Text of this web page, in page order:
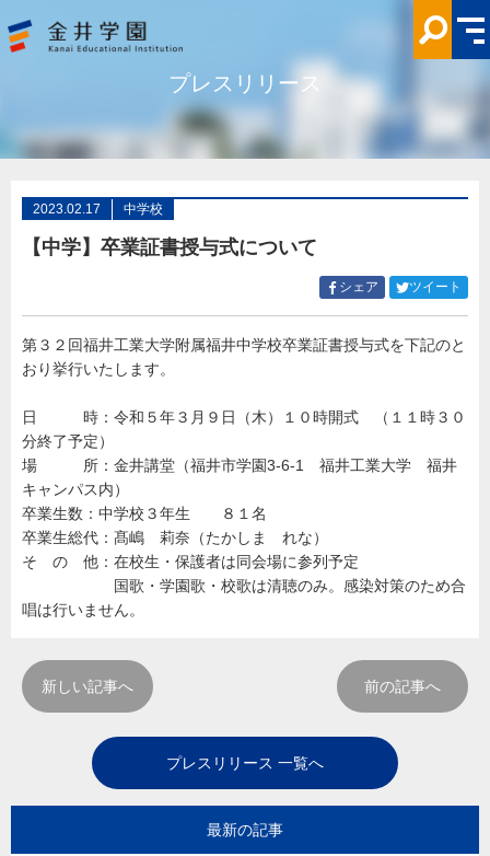
学】
卒
業
つ
プレスリリース
2023.02.17 中学校
【中学】卒業証書授与式について
シェア Facebook
ェ
る
ツイート
ェ
る
第３２回福井工業大学附属福井中学校卒業証書授与式を下記のと
おり挙行いたします。
日 時：令和５年３月９日（木）１０時開式 （１１時３０
分終了予定）
場 所：金井講堂（福井市学園3-6-1 福井工業大学 福井
キャンパス内）
卒業生数：中学校３年生 ８１名
卒業生総代：髙嶋 莉奈（たかしま れな）
そ の 他：在校生・保護者は同会場に参列予定
国歌・学園歌・校歌は清聴のみ。感染対策のため合
唱は行いません。
新しい記事へ
プレスリリース 一覧へ
前の記事へ
最新の記事